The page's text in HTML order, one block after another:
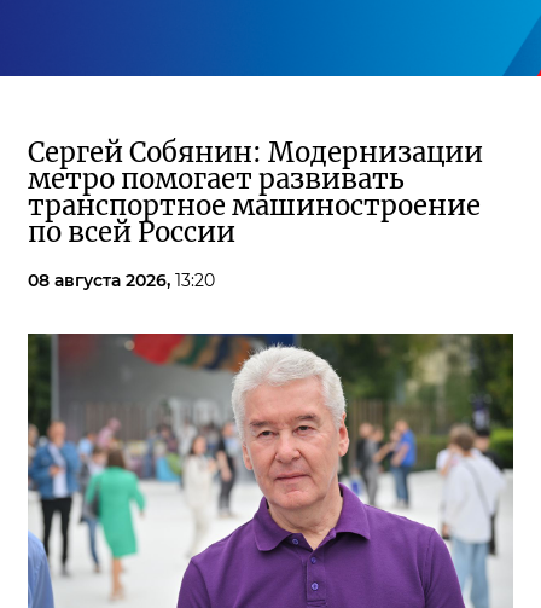
Сергей Собянин: Модернизации
метро помогает развивать
транспортное машиностроение
по всей России
08 августа 2026, 13:20